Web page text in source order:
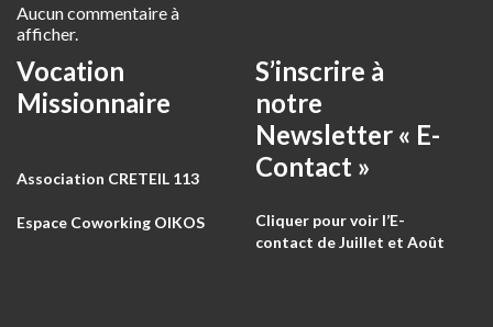
Aucun commentaire à
afficher.
Vocation
Missionnaire
Association CRETEIL 113
Espace Coworking OIKOS
S’inscrire à
notre
Newsletter « E-
Contact »
Cliquer pour voir l’E-
contact de Juillet et Août